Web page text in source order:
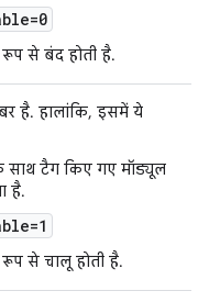
से बंद होती है.
है. हालांकि, इसमें ये
साथ टैग किए गए मॉड्यूल
है.
से चालू होती है.